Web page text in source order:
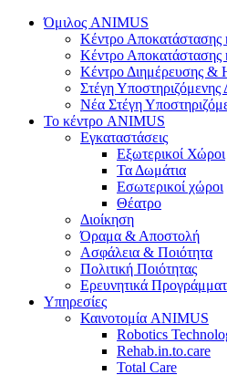
Όμιλος ANIMUS
Κέντρο
Κέντρο
Κέντρο Διημέρευσης
Στέγη
Νέα Στέγη
Το κέντρο ANIMUS
Εγκαταστάσεις
Εξωτερικοί Χώροι
Τα Δωμάτια
Εσωτερικοί χώροι
Θέατρο
Διοίκηση
Όραμα & Αποστολή
Ασφάλεια & Ποιότητα
Πολιτική Ποιότητας
Ερευνητικά
Υπηρεσίες
Καινοτομία ANIMUS
Robotics
Rehab.in.to.care
Total Care